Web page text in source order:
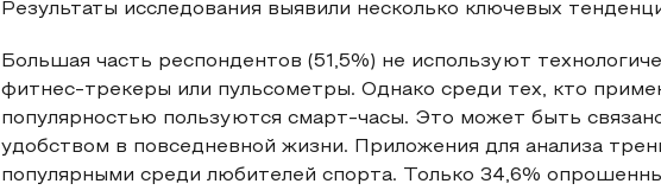
Результаты исследования выявили несколько ключевых
Большая часть респондентов (51,5%) не используют
фитнес-трекеры или пульсометры. Однако среди тех, кто
популярностью пользуются смарт-часы. Это может быть
удобством в повседневной жизни. Приложения для анализа
популярными среди любителей спорта. Только 34,6%